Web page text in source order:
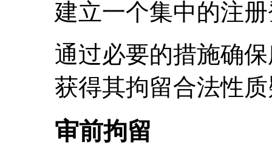
建立一个集中的注
通过必要的措施确
获得其拘留合法性
审前拘留